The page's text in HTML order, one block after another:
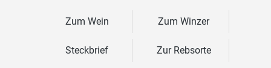
Zum Wein Zum Winzer
Steckbrief Zur Rebsorte